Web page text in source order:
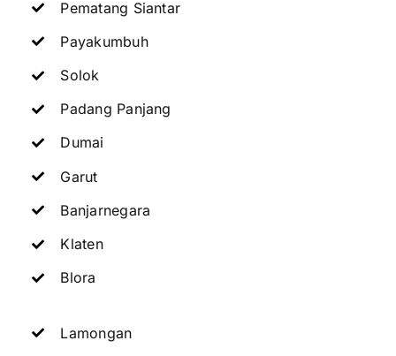
Pematang Siantar
Payakumbuh
Solok
Padang Panjang
Dumai
Garut
Banjarnegara
Klaten
Blora
Lamongan